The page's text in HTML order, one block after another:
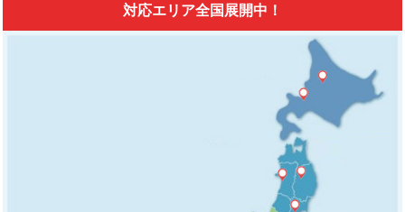
対応エリア全国展開中！